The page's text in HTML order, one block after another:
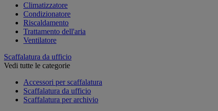
Climatizzatore
Condizionatore
Riscaldamento
Trattamento dell'aria
Ventilatore
Scaffalatura da ufficio
Vedi tutte le categorie
Accessori per scaffalatura
Scaffalatura da ufficio
Scaffalatura per archivio